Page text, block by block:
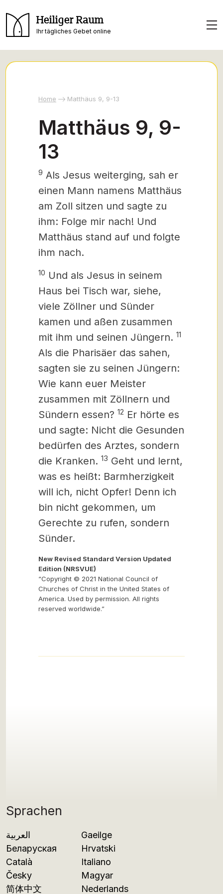
Heiliger Raum
Ihr tägliches Gebet online
Sprachen
العربية
Беларуская
Català
Česky
简体中文
Gaeilge
Hrvatski
Italiano
Magyar
Nederlands
Home Matthäus 9, 9-13
Matthäus 9, 9-
13
9 Als Jesus weiterging, sah er
einen Mann namens Matthäus
am Zoll sitzen und sagte zu
ihm: Folge mir nach! Und
Matthäus stand auf und folgte
ihm nach.
10 Und als Jesus in seinem
Haus bei Tisch war, siehe,
viele Zöllner und Sünder
kamen und aßen zusammen
mit ihm und seinen Jüngern. 11
Als die Pharisäer das sahen,
sagten sie zu seinen Jüngern:
Wie kann euer Meister
zusammen mit Zöllnern und
Sündern essen? 12 Er hörte es
und sagte: Nicht die Gesunden
bedürfen des Arztes, sondern
die Kranken. 13 Geht und lernt,
was es heißt: Barmherzigkeit
will ich, nicht Opfer! Denn ich
bin nicht gekommen, um
Gerechte zu rufen, sondern
Sünder.
New Revised Standard Version Updated
Edition (NRSVUE)
“Copyright © 2021 National Council of
Churches of Christ in the United States of
America. Used by permission. All rights
reserved worldwide.”